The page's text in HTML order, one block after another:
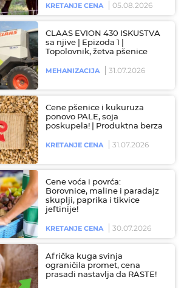
KRETANJE CENA 05.08.2026
CLAAS EVION 430 ISKUSTVA
sa njive | Epizoda 1 |
Topolovnik, žetva pšenice
MEHANIZACIJA 31.07.2026
Cene pšenice i kukuruza
ponovo PALE, soja
poskupela! | Produktna berza
KRETANJE CENA 31.07.2026
Cene voća i povrća:
Borovnice, maline i paradajz
skuplji, paprika i tikvice
jeftinije!
KRETANJE CENA 30.07.2026
Afrička kuga svinja
ograničila promet, cena
prasadi nastavlja da RASTE!